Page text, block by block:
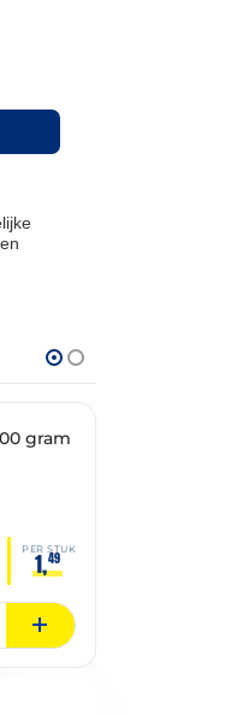
gram
PER STUK
1,49